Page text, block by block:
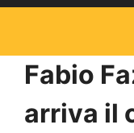
Fabio
arriva il